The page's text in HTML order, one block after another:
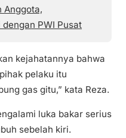
Anggota,
PWI Pusat
kejahatannya bahwa
pelaku itu
gas gitu,” kata Reza.
luka bakar serius
sebelah kiri.